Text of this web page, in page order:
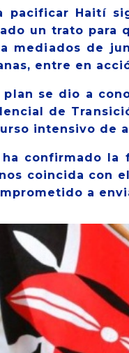
pacificar Haití
un trato para
mediados de
entre en
plan se dio a
de
intensivo de
confirmado la
coincida con
a